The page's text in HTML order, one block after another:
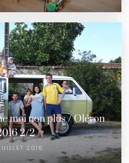
moi non plus / Oléron
2/2
2016